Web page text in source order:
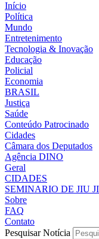
Início
Política
Mundo
Entretenimento
Tecnologia & Inovação
Educação
Policial
Economia
BRASIL
Justiça
Saúde
Conteúdo Patrocinado
Cidades
Câmara dos Deputados
Agência DINO
Geral
CIDADES
SEMINARIO DE JIU
Sobre
FAQ
Contato
Pesquisar Notícia